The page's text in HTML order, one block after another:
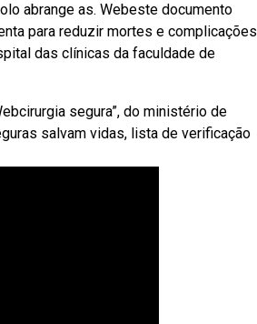
abrange as. Webeste documento
para reduzir mortes e complicações
das clínicas da faculdade de
segura”, do ministério de
salvam vidas, lista de verificação